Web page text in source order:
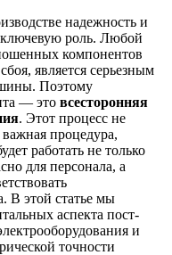
надежность и
ключевую роль. Любой
компонентов
является серьезным
Поэтому
— это всесторонняя
. Этот процесс не
процедура,
работать не только
для персонала, а
В этой статье мы
аспекта пост-
и
точности